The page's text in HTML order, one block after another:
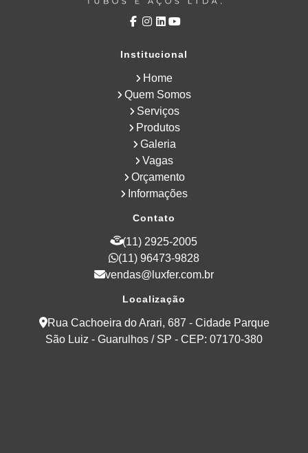
Institucional
Home
Quem Somos
Serviços
Produtos
Galeria
Vagas
Orçamento
Informações
Contato
(11) 2925-2005
(11) 96473-9828
vendas@luxfer.com.br
Localização
Rua Cachoeira do Arari, 687 - Cidade Parque
São Luiz - Guarulhos / SP - CEP: 07170-380